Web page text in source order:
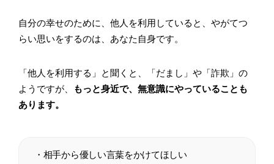
自分の幸せのために、他人を利用していると、やがてつ
らい思いをするのは、あなた自身です。
「他人を利用する」と聞くと、「だまし」や「詐欺」の
ようですが、
もっと身近で、無意識にやっていることも
あります。
・相手から優しい言葉をかけてほしい